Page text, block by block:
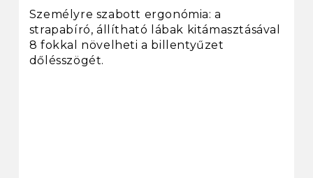
Személyre szabott ergonómia: a
strapabíró, állítható lábak kitámasztásával
8 fokkal növelheti a billentyűzet
dőlésszögét.